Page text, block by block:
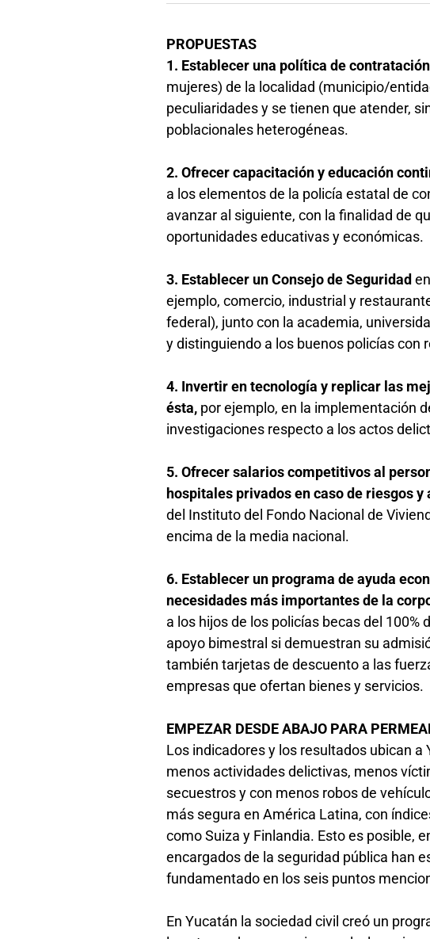
PROPUESTAS
1. Establecer una política de
mujeres) de la localidad (municipio/
peculiaridades y se tienen que atender,
poblacionales heterogéneas.
2. Ofrecer capacitación y educación
a los elementos de la policía estatal de
avanzar al siguiente, con la finalidad de
oportunidades educativas y económicas.
3. Establecer un Consejo de Seguridad
ejemplo, comercio, industrial y
federal), junto con la academia,
y distinguiendo a los buenos policías con
4. Invertir en tecnología y replicar las mejores prácticas en cuanto a la adquisición y uso de
ésta, por ejemplo, en la implementación
investigaciones respecto a los actos
5. Ofrecer salarios competitivos al personal, esquemas de acceso a atención médica en
hospitales privados en caso de riesgos
del Instituto del Fondo Nacional de
encima de la media nacional.
6. Establecer un programa de ayuda económica que contribuya a un estilo de vida donde las
necesidades más importantes de la
a los hijos de los policías becas del
apoyo bimestral si demuestran su
también tarjetas de descuento a las fuerzas de
empresas que ofertan bienes y servicios.
EMPEZAR DESDE ABAJO PARA
Los indicadores y los resultados ubican
menos actividades delictivas, menos
secuestros y con menos robos de
más segura en América Latina, con
como Suiza y Finlandia. Esto es posible,
encargados de la seguridad pública han
fundamentado en los seis puntos
En Yucatán la sociedad civil creó un